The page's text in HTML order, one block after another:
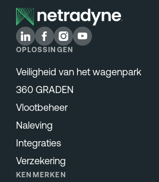
OPLOSSINGEN
Veiligheid van het wagenpark
360 GRADEN
Vlootbeheer
Naleving
Integraties
Verzekering
KENMERKEN